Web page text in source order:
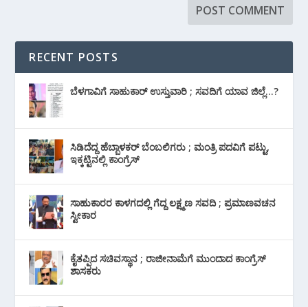
RECENT POSTS
ಬೆಳಗಾವಿಗೆ ಸಾಹುಕಾರ್ ಉಸ್ತುವಾರಿ ; ಸವದಿಗೆ ಯಾವ ಜಿಲ್ಲೆ…?
ಸಿಡಿದೆದ್ದ ಹೆಬ್ಬಾಳಕರ್ ಬೆಂಬಲಿಗರು ; ಮಂತ್ರಿ ಪದವಿಗೆ ‌ಪಟ್ಟು,
ಇಕ್ಕಟ್ಟಿನಲ್ಲಿ ಕಾಂಗ್ರೆಸ್
ಸಾಹುಕಾರರ ಕಾಳಗದಲ್ಲಿ ಗೆದ್ದ ಲಕ್ಷ್ಮಣ ಸವದಿ ; ಪ್ರಮಾಣವಚನ
ಸ್ವೀಕಾರ
ಕೈತಪ್ಪಿದ ಸಚಿವಸ್ಥಾನ ; ರಾಜೀನಾಮೆಗೆ ಮುಂದಾದ ಕಾಂಗ್ರೆಸ್
‌ಶಾಸಕರು